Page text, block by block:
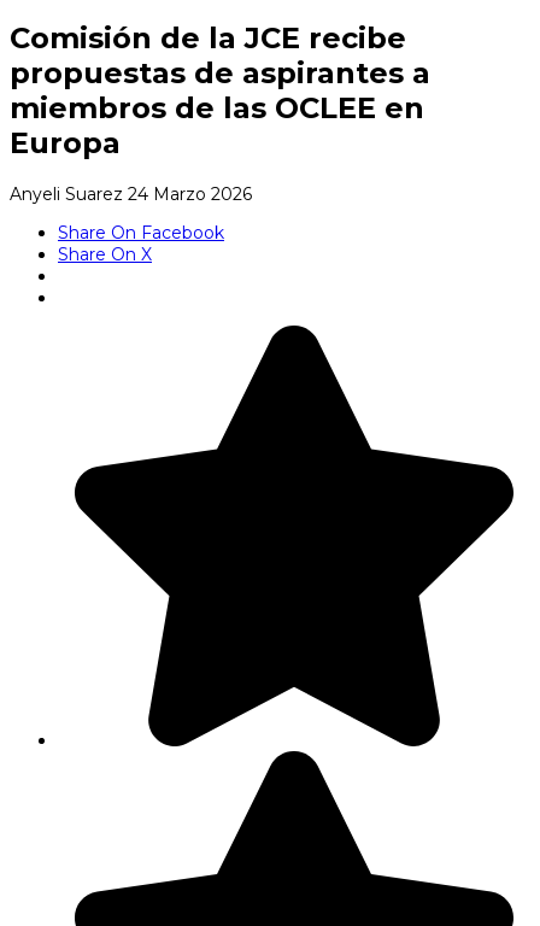
Comisión de la JCE recibe
propuestas de aspirantes a
miembros de las OCLEE en
Europa
Anyeli Suarez 24 Marzo 2026
Share On Facebook
Share On X